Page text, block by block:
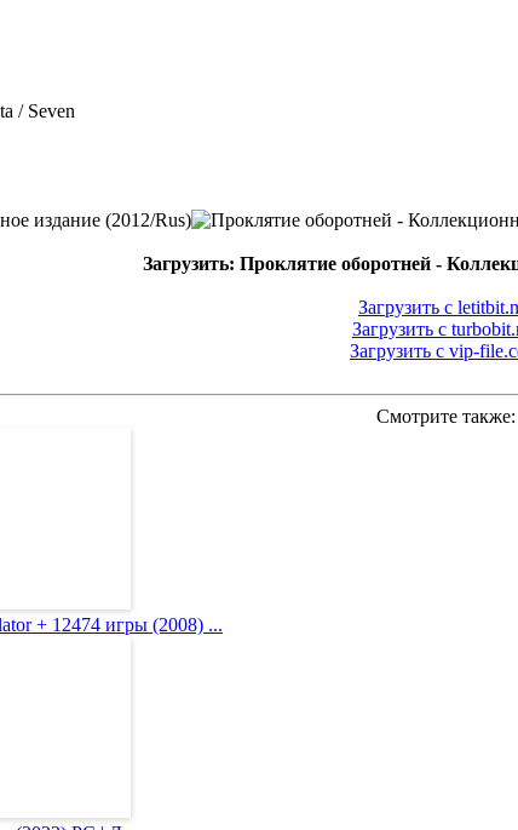
/ Seven
Загрузить: Проклятие оборотней -
Загрузить с
Загрузить с
Загрузить с vip-
Смотрите также:
+ 12474 игры (2008) ...